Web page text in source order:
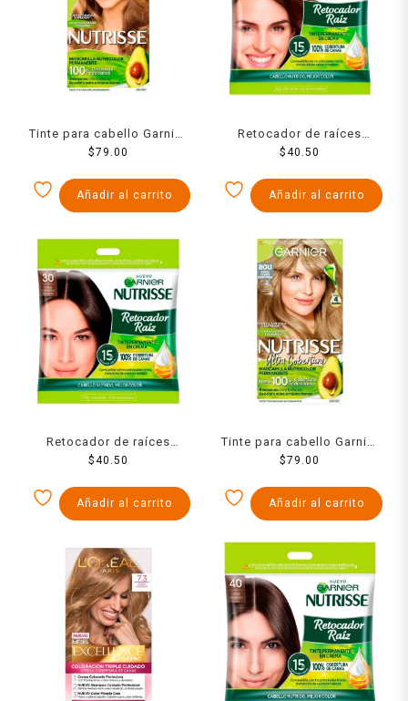
Tinte para cabello Garnier
Nutrisse 713 vainilla silvia
$79.00
Añadir al carrito
Retocador de raíces
Garnier Nutrisse 50 tonos
$40.50
Añadir al carrito
Retocador de raíces
Garnier Nutrisse 30 tonos
$40.50
Añadir al carrito
Tinte para cabello Garnier
Nutrisse ultra cobertura
$79.00
Añadir al carrito